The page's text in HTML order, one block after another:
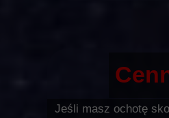
Jeśli masz ochotę